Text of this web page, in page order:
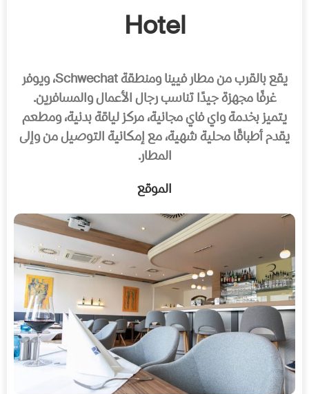
Hotel
يقع بالقرب من مطار فيينا ومنطقة Schwechat، ويوفر
غرفًا مجهزة جيدًا تناسب رجال الأعمال والمسافرين.
يتميز بخدمة واي فاي مجانية، مركز لياقة بدنية، ومطعم
يقدم أطباقًا محلية شهية، مع إمكانية التوصيل من وإلى
المطار.
الموقع